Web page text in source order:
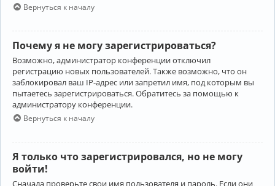
Вернуться к началу
Почему я не могу зарегистрироваться?
Возможно, администратор конференции отключил
регистрацию новых пользователей. Также возможно, что он
заблокировал ваш IP-адрес или запретил имя, под которым вы
пытаетесь зарегистрироваться. Обратитесь за помощью к
администратору конференции.
Вернуться к началу
Я только что зарегистрировался, но не могу
войти!
Сначала проверьте свои имя пользователя и пароль. Если они